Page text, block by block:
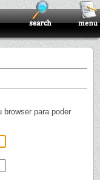
browser para poder